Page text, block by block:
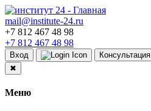
mail@institute-24.ru
+7 812 467 48 98
+7 812 467 48 98
Вход
Консультация
✖
Меню